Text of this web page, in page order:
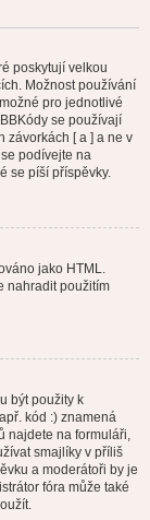
poskytují velkou
Možnost používání
pro jednotlivé
se používají
závorkách [ a ] a ne v
podívejte na
se píší příspěvky.
jako HTML.
nahradit použitím
být použity k
kód :) znamená
najdete na formuláři,
smajlíky v příliš
a moderátoři by je
fóra může také